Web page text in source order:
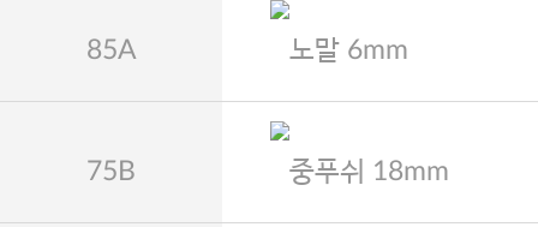
85A 노말 6mm
75B 중푸쉬 18mm